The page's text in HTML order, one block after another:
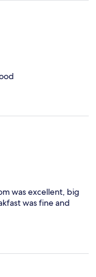
was excellent, big
was fine and